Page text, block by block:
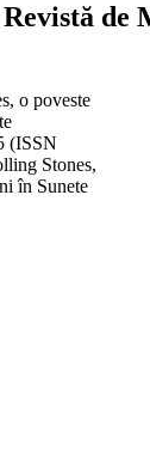
de
(ISSN
Stones,
în Sunete